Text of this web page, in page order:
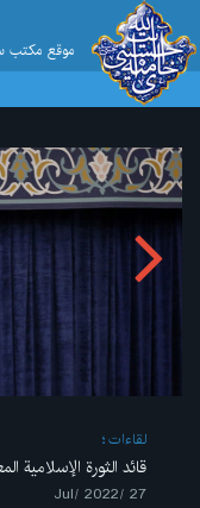
موقع مکتب
لقاءات
قائد الثورة الإسلامية
27 /Jul/ 2022